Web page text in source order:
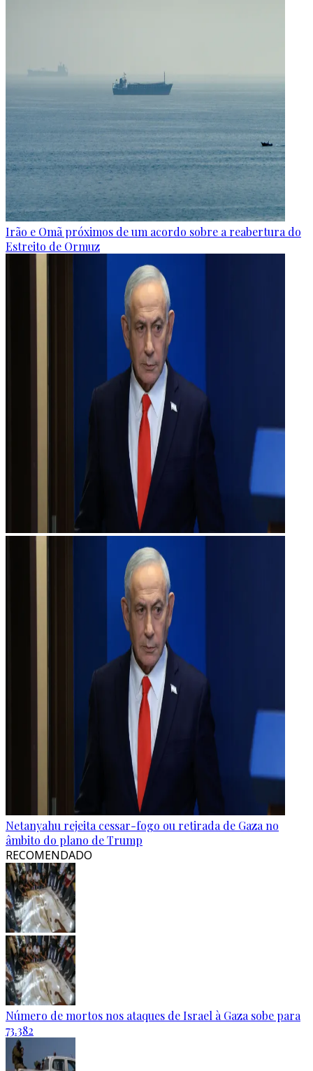
Irão e Omã próximos de um acordo sobre a reabertura do
Estreito de Ormuz
Netanyahu rejeita cessar-fogo ou retirada de Gaza no
âmbito do plano de Trump
RECOMENDADO
Número de mortos nos ataques de Israel à Gaza sobe para
73.382